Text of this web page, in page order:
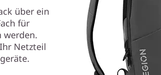
über ein
für
werden.
Netzteil